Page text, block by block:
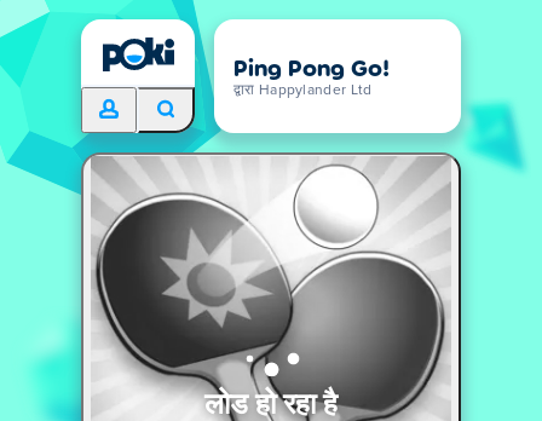
Ping Pong Go!
द्वारा Happylander Ltd
लोड हो रहा है